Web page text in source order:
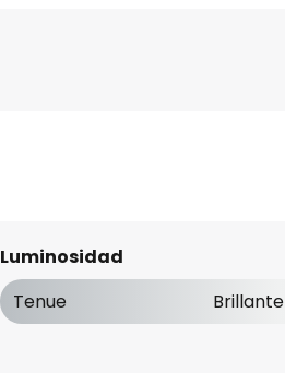
Luminosidad
Tenue
Brillante